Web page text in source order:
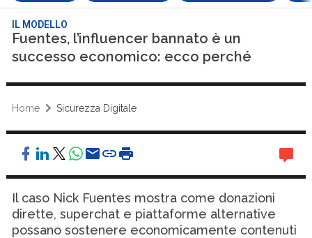
IL MODELLO
Fuentes, l’influencer bannato è un
successo economico: ecco perché
Home Sicurezza Digitale
Il caso Nick Fuentes mostra come donazioni
dirette, superchat e piattaforme alternative
possano sostenere economicamente contenuti